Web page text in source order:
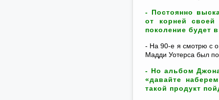
- Постоянно
от корней
поколение будет
- На 90-е я смотрю с
Мадди Уотерса был
- Но альбом
«давайте
такой продукт